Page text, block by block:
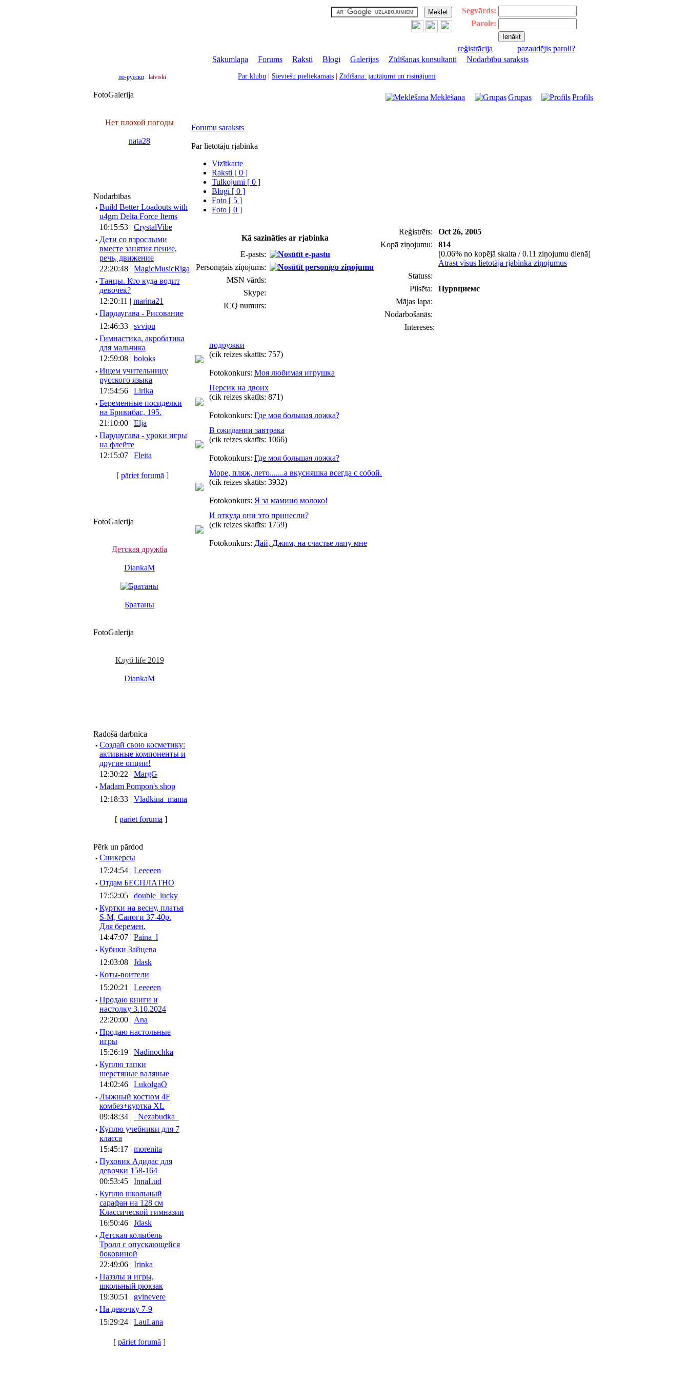
Segvārds:
Parole:
reģistrācija
pazaudējis paroli?
Sākumlapa
Forums| Raksti Blogi Galerijas| Zīdīšanas konsultanti Nodarbību saraksts
по-русски latviski Par klubu Sieviešu pieliekamais Zīdīšana: jautājumi un risinājumi
FotoGalerija
Нет плохой погоды
nata28
Nodarbības
· Build Better Loadouts with
u4gm Delta Force Items
10:15:53 | CrystalVibe
· Дети со взрослыми
вместе занятия пение,
речь, движение
22:20:48 | MagicMusicRiga
· Танцы. Кто куда водит
девочек?
12:20:11 | marina21
· Пардаугава - Рисование
12:46:33 | svvipu
· Гимнастика, акробатика
для мальчика
12:59:08 | boloks
· Ищем учительницу
русского языка
17:54:56 | Lirika
· Беременные посиделки
на Бривибас, 195.
21:10:00 | Elja
· Пардаугава - уроки игры
на флейте
12:15:07 | Fleita
[ pāriet forumā ]
FotoGalerija
Детская дружба
DiankaM
Братаны
FotoGalerija
Клуб life 2019
DiankaM
Radošā darbnīca
· Создай свою косметику:
активные компоненты и
другие опции!
12:30:22 | MargG
· Madam Pompon's shop
12:18:33 | Vladkina_mama
[ pāriet forumā ]
Pērk un pārdod
· Сникерсы
17:24:54 | Leeeeen
· Отдам БЕСПЛАТНО
17:52:05 | double_lucky
· Куртки на весну, платья
S-M, Сапоги 37-40р.
Для беремен.
14:47:07 | Paina_l
· Кубики Зайцева
12:03:08 | Jdask
· Коты-воители
15:20:21 | Leeeeen
· Продаю книги и
настолку 3.10.2024
22:20:00 | Ana
· Продаю настольные
игры
15:26:19 | Nadinochka
· Куплю тапки
шерстяные валяные
14:02:46 | LukolgaO
· Лыжный костюм 4F
комбез+куртка XL
09:48:34 |
_Nezabudka_
· Куплю учебники для 7
класса
15:45:17 | morenita
· Пуховик Адидас для
девочки 158-164
00:53:45 | InnaLud
· Куплю школьный
сарафан на 128 см
Классической гимназии
16:50:46 | Jdask
· Детская колыбель
Тролл с опускающейся
боковиной
22:49:06 | Irinka
· Паззлы и игры,
школьный рюкзак
19:30:51 | gvinevere
· Hа девочку 7-9
15:29:24 | LauLana
[ pāriet forumā ]
Meklēšana Grupas Profils
Forumu saraksts
Par lietotāju rjabinka
Vizītkarte
Raksti [ 0 ]
Tulkojumi [ 0 ]
Blogi [ 0 ]
Foto [ 5 ]
Foto [ 0 ]
Reģistrēts:
Oct 26, 2005
Kopā ziņojumu:
814
[0.06% no kopējā skaita / 0.11 ziņojumu dienā]
Atrast visus lietotāja rjabinka ziņojumus
Statuss:
Pilsēta:
Пурвциемс
Mājas lapa:
Nodarbošanās:
Intereses:
Kā sazināties ar rjabinka
E-pasts:
Personīgais ziņojums:
MSN vārds:
Skype:
ICQ numurs:
подружки
(cik reizes skatīts: 757)
Fotokonkurs: Моя любимая игрушка
Персик на двоих
(cik reizes skatīts: 871)
Fotokonkurs: Где моя большая ложка?
В ожидании завтрака
(cik reizes skatīts: 1066)
Fotokonkurs: Где моя большая ложка?
Море, пляж, лето.......а вкусняшка всегда с собой.
(cik reizes skatīts: 3932)
Fotokonkurs: Я за мамино молоко!
И откуда они это принесли?
(cik reizes skatīts: 1759)
Fotokonkurs: Дай, Джим, на счастье лапу мне